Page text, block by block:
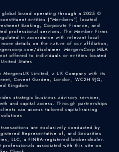
a global brand operating through a
entities (“Members”) located
Banking, Corporate Finance, and
professional services. The Member Firms
in accordance with relevant local
details on the nature of our affiliation,
disclaimer. MergersCorp M&A
offered to individuals or entities located
States.
Limited, a UK Company with its
Covent Garden, London, WC2H 9JQ,
Kingdom.
strategic business advisory services,
and capital access. Through partnerships
can access tailored capital-raising
solutions.
are exclusively conducted by
Representative of, and Securities
LLC, a FINRA-registered broker-dealer.
associated with this site on